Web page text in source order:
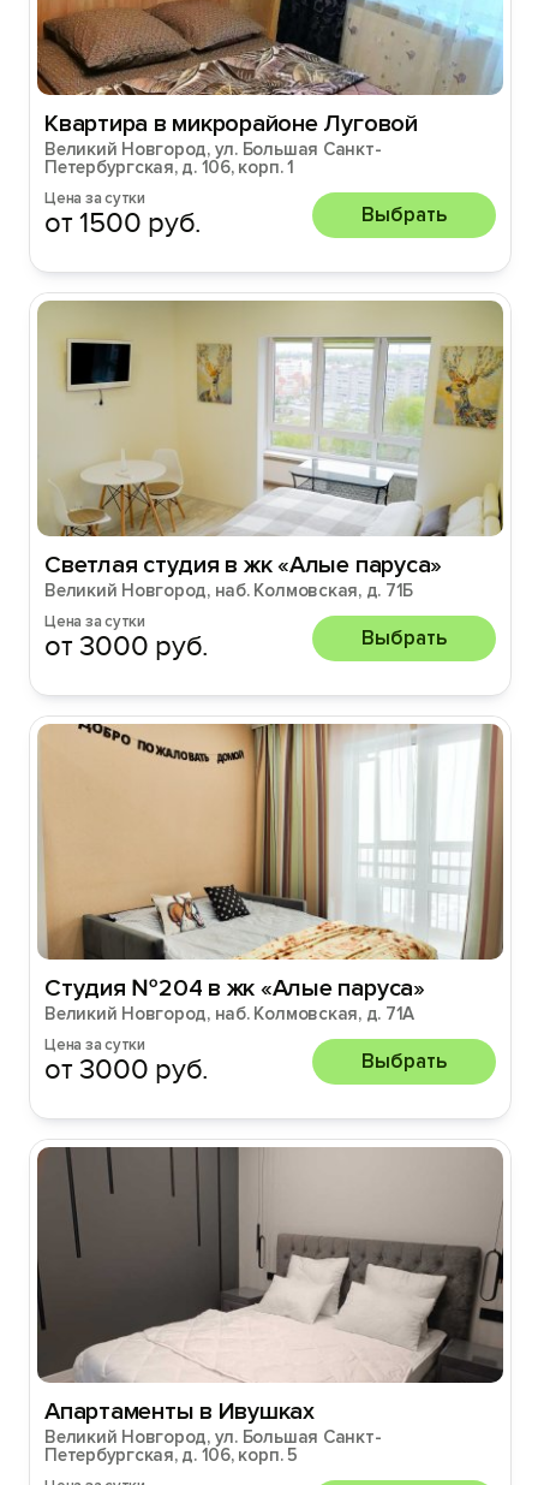
Квартира в микрорайоне Луговой
Великий Новгород, ул. Большая Санкт-
Петербургская, д. 106, корп. 1
Цена за сутки
от 1500 руб. Выбрать
Светлая студия в жк «Алые паруса»
Великий Новгород, наб. Колмовская, д. 71Б
Цена за сутки
от 3000 руб. Выбрать
Студия №204 в жк «Алые паруса»
Великий Новгород, наб. Колмовская, д. 71А
Цена за сутки
от 3000 руб. Выбрать
Апартаменты в Ивушках
Великий Новгород, ул. Большая Санкт-
Петербургская, д. 106, корп. 5